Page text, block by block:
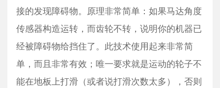
接的发现障碍物。原理非常简单：如果马达角度
传感器构造运转，而齿轮不转，说明你的机器已
经被障碍物给挡住了。此技术使用起来非常简
单，而且非常有效；唯一要求就是运动的轮子不
能在地板上打滑（或者说打滑次数太多），否则